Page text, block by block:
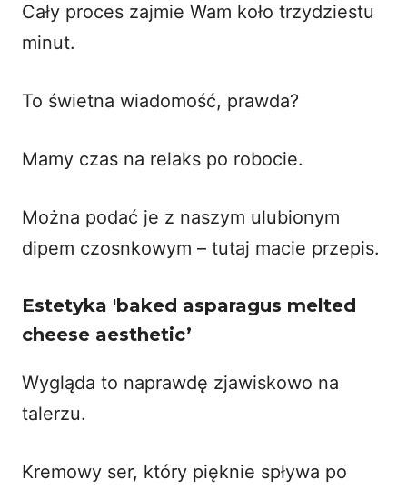
Cały proces zajmie Wam koło trzydziestu
minut.
To świetna wiadomość, prawda?
Mamy czas na relaks po robocie.
Można podać je z naszym ulubionym
dipem czosnkowym – tutaj macie przepis.
Estetyka 'baked asparagus melted
cheese aesthetic’
Wygląda to naprawdę zjawiskowo na
talerzu.
Kremowy ser, który pięknie spływa po